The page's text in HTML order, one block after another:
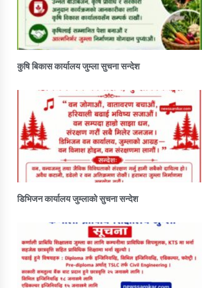
तातोपानी गाउँपालिका जुम्लाको सूचना
कुषि बिकास कार्यालय जुम्ला सुचना सन्देश
डिभिजन कार्यालय जुम्लाको सुचना सन्देश